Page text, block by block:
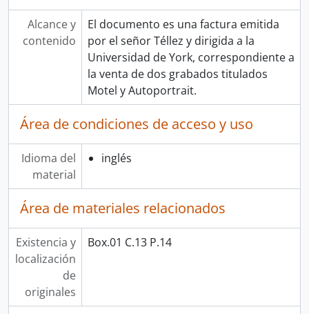
Alcance y
contenido
El documento es una factura emitida
por el señor Téllez y dirigida a la
Universidad de York, correspondiente a
la venta de dos grabados titulados
Motel y Autoportrait.
Área de condiciones de acceso y uso
Idioma del
material
inglés
Área de materiales relacionados
Existencia y
localización
de
originales
Box.01 C.13 P.14